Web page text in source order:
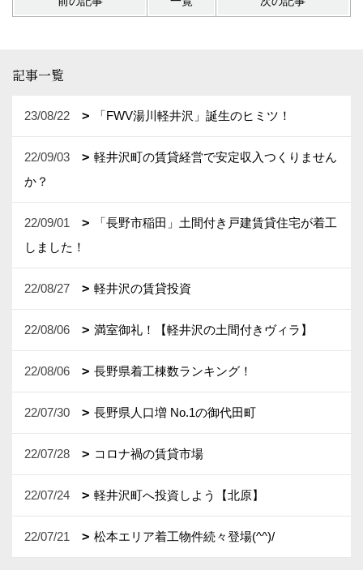
記事一覧
23/08/22 「FWV湯川軽井沢」誕生のヒミツ！
22/09/03
軽井沢町の賃貸経営で安定収入つくりません
か？
22/09/01
「長野市稲田」土間付き戸建賃貸住宅が着工
しました！
22/08/27 軽井沢の賃貸投資
22/08/06 満室御礼！【軽井沢の土間付きヴィラ】
22/08/06 長野県着工棟数ランキング！
22/07/30 長野県人口増 No.1の御代田町
22/07/28 コロナ禍の賃貸市場
22/07/24 軽井沢町へ投資しよう【北原】
22/07/21 松本エリア着工物件続々登場(^^)/